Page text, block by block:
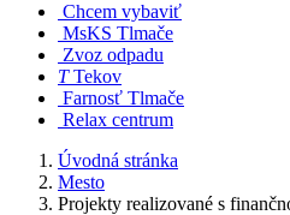
Chcem vybaviť
MsKS Tlmače
Zvoz odpadu
T Tekov
Farnosť Tlmače
Relax centrum
Úvodná stránka
Mesto
Projekty realizované s